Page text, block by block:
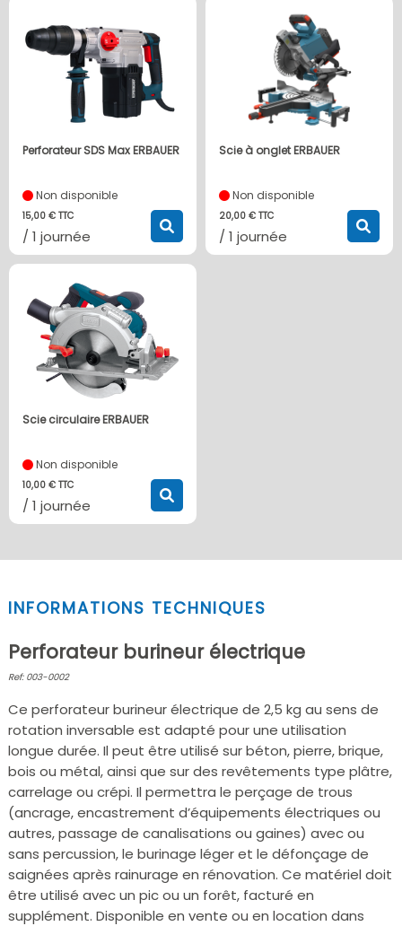
Perforateur SDS Max ERBAUER
Non disponible
15,00 € TTC
/ 1 journée
Scie à onglet ERBAUER
Non disponible
20,00 € TTC
/ 1 journée
Scie circulaire ERBAUER
Non disponible
10,00 € TTC
/ 1 journée
INFORMATIONS TECHNIQUES
Perforateur burineur électrique
Ref: 003-0002
Ce perforateur burineur électrique de 2,5 kg au sens de
rotation inversable est adapté pour une utilisation
longue durée. Il peut être utilisé sur béton, pierre, brique,
bois ou métal, ainsi que sur des revêtements type plâtre,
carrelage ou crépi. Il permettra le perçage de trous
(ancrage, encastrement d’équipements électriques ou
autres, passage de canalisations ou gaines) avec ou
sans percussion, le burinage léger et le défonçage de
saignées après rainurage en rénovation. Ce matériel doit
être utilisé avec un pic ou un forêt, facturé en
supplément. Disponible en vente ou en location dans